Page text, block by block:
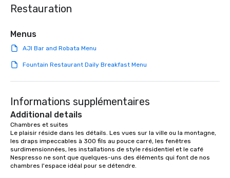
Restauration
Menus
AJI Bar and Robata Menu
Fountain Restaurant Daily Breakfast Menu
Informations supplémentaires
Additional details
Chambres et suites
Le plaisir réside dans les détails. Les vues sur la ville ou la montagne,
les draps impeccables à 300 fils au pouce carré, les fenêtres
surdimensionnées, les installations de style résidentiel et le café
Nespresso ne sont que quelques-uns des éléments qui font de nos
chambres l'espace idéal pour se détendre.